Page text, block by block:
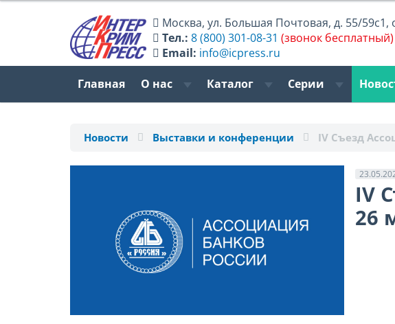
Москва,ул. Большая Почтовая, д. 55/59с1,
Тел.: 8 (800) 301-08-31 (звонок бесплатный)
Email: info@icpress.ru
Главная О нас Каталог Серии
Новости Выставки и конференции IV Съезд
IV
26